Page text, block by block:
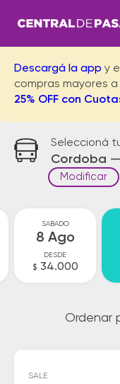
Descargá la app y
compras mayores a
25% OFF con
Seleccioná
Cordoba
Modificar
SABADO
8 Ago
DESDE
$ 34.000
Ordenar
SALE